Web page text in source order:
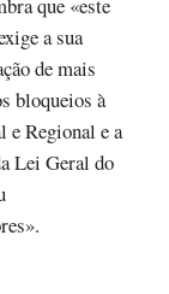
a sua
de mais
bloqueios à
e Regional e a
Lei Geral do